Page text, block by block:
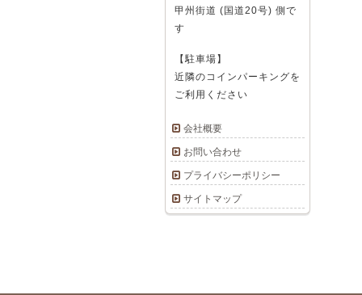
甲州街道 (国道20号) 側で
す
【駐車場】
近隣のコインパーキングを
ご利用ください
会社概要
お問い合わせ
プライバシーポリシー
サイトマップ